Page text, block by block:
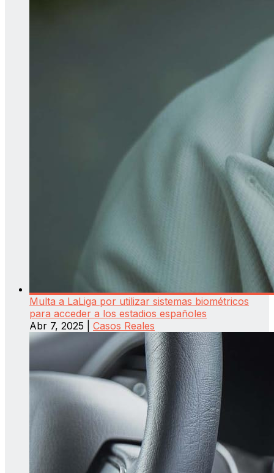
Multa a LaLiga por utilizar sistemas biométricos
para acceder a los estadios españoles
Abr 7, 2025
Casos Reales